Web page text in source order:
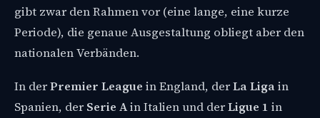
gibt zwar den Rahmen vor (eine lange, eine kurze
Periode), die genaue Ausgestaltung obliegt aber den
nationalen Verbänden.
In derPremier League in England, derLa Ligain
Spanien, der Serie Ain Italien und derLigue 1 in